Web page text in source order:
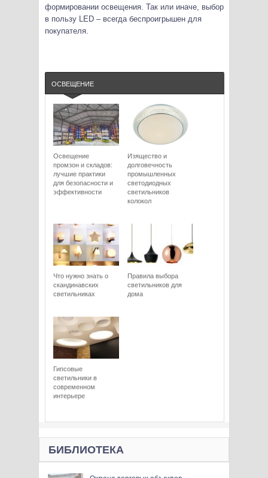
формировании освещения. Так или иначе, выбор
в пользу LED – всегда беспроигрышен для
покупателя.
ОСВЕЩЕНИЕ
Освещение
промзон и складов:
лучшие практики
для безопасности и
эффективности
Изящество и
долговечность
промышленных
светодиодных
светильников
колокол
Что нужно знать о
скандинавских
светильниках
Правила выбора
светильников для
дома
Гипсовые
светильники в
современном
интерьере
БИБЛИОТЕКА